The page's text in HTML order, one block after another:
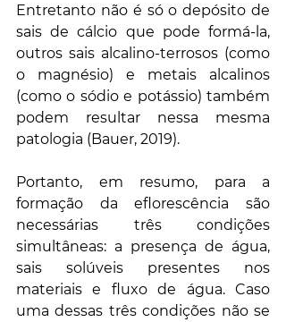
Entretanto não é só o depósito de
sais de cálcio que pode formá-la,
outros sais alcalino-terrosos (como
o magnésio) e metais alcalinos
(como o sódio e potássio) também
podem resultar nessa mesma
patologia (Bauer, 2019).
Portanto, em resumo, para a
formação da eflorescência são
necessárias três condições
simultâneas: a presença de água,
sais solúveis presentes nos
materiais e fluxo de água. Caso
uma dessas três condições não se